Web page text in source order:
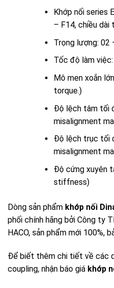
Khớp nối series
– F14, chiều dài
Trọng lượng: 02
Tốc độ làm
Mô men xoắn
torque.)
Độ lệch tâm tối
misalignment
Độ lệch trục tối
misalignment
Độ cứng xuyên
stiffness)
Dòng sản phẩm khớp nối
phối chính hãng bởi Công ty
HACO, sản phẩm mới 100%,
Để biết thêm chi tiết về các
coupling, nhận báo giá khớp